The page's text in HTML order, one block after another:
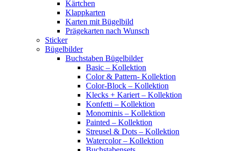
Kärtchen
Klappkarten
Karten mit Bügelbild
Prägekarten nach Wunsch
Sticker
Bügelbilder
Buchstaben Bügelbilder
Basic – Kollektion
Color & Pattern- Kollektion
Color-Block – Kollektion
Klecks + Kariert – Kollektion
Konfetti – Kollektion
Monominis – Kollektion
Painted – Kollektion
Streusel & Dots – Kollektion
Watercolor – Kollektion